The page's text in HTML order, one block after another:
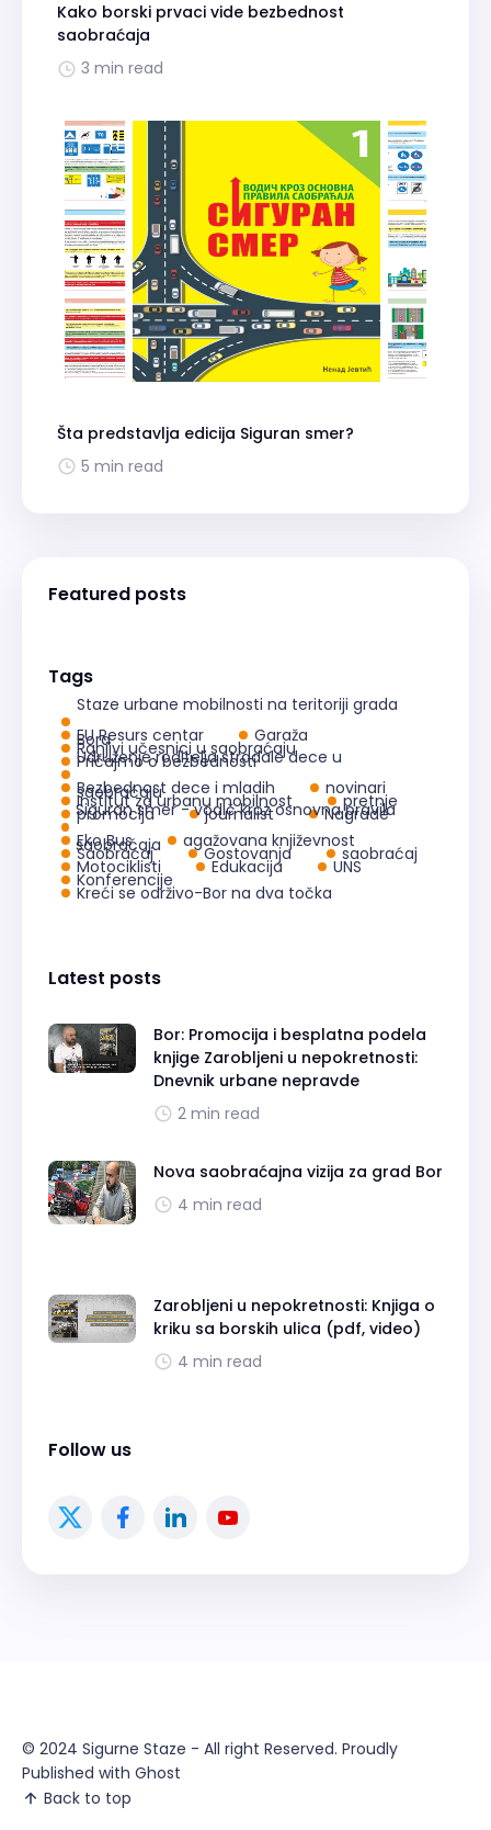
Kako borski prvaci vide bezbednost
saobraćaja
3 min read
Šta predstavlja edicija Siguran smer?
5 min read
Featured posts
Tags
Staze urbane mobilnosti na teritoriji grada
Bora
EU Resurs centar Garaža
Ranjivi učesnici u saobraćaju
Pričajmo o bezbednosti
Udruženje roditelja stradale dece u
saobraćaju
Bezbednost dece i mladih novinari
Institut za urbanu mobilnost pretnje
promocija journalist Nagrade
Siguran smer - vodič kroz osnovna pravila
saobraćaja
Eko Bus agažovana književnost
Saobraćaj Gostovanja saobraćaj
Motociklisti Edukacija UNS
Konferencije
Kreći se održivo-Bor na dva točka
Latest posts
Bor: Promocija i besplatna podela
knjige Zarobljeni u nepokretnosti:
Dnevnik urbane nepravde
2 min read
Nova saobraćajna vizija za grad Bor
4 min read
Zarobljeni u nepokretnosti: Knjiga o
kriku sa borskih ulica (pdf, video)
4 min read
Follow us
© 2024 Sigurne Staze - All right Reserved. Proudly
Published with Ghost
Back to top